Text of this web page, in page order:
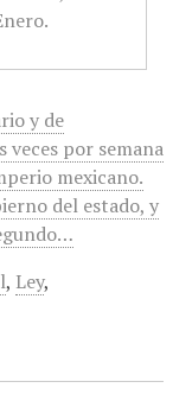
y de
por semana
mexicano.
del estado, y
, Ley,